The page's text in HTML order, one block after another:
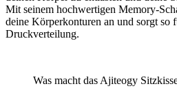
Mit seinem hochwertigen Memory-
deine Körperkonturen an und sorgt so
Druckverteilung.
Was macht das Ajiteogy